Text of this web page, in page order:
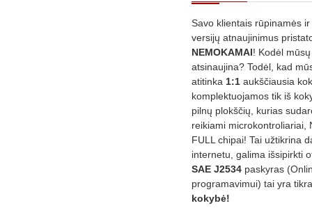
Savo klientais rūpinamės
versijų atnaujinimus
NEMOKAMAI! Kodėl
atsinaujina? Todėl, kad
atitinka 1:1 aukščiausia
komplektuojamos tik iš
pilnų plokščių, kurias
reikiami microkontroliariai,
FULL chipai! Tai užtikrina
internetu, galima išsipirkti
SAE J2534 paskyras
programavimui) tai yra
kokybė!